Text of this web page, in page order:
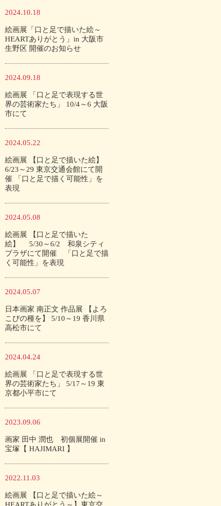
2024.10.18
絵画展「口と足で描いた絵～
HEARTありがとう」in 大阪市
生野区 開催のお知らせ
2024.09.18
絵画展 「口と足で表現する世
界の芸術家たち」 10/4～6 大阪
市にて
2024.05.22
絵画展 【口と足で描いた絵】
6/23～29 東京交通会館にて開
催 「口と足で描く可能性」を
表現
2024.05.08
絵画展 【口と足で描いた
絵】 5/30～6/2 和泉シティ
プラザにて開催 「口と足で描
く可能性」を表現
2024.05.07
日本画家 南正文 作品展 【よろ
こびの種を】 5/10～19 香川県
高松市にて
2024.04.24
絵画展 「口と足で表現する世
界の芸術家たち」 5/17～19 東
京都小平市にて
2023.09.06
画家 田中 潤也 初個展開催 in
宝塚【 HAJIMARI 】
2022.11.03
絵画展 【口と足で描いた絵～